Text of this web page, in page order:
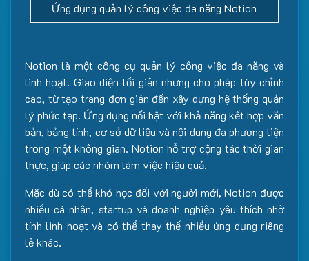
Ứng dụng quản lý công việc đa năng Notion
Notion là một công cụ quản lý công việc đa năng và
linh hoạt. Giao diện tối giản nhưng cho phép tùy chỉnh
cao, từ tạo trang đơn giản đến xây dựng hệ thống quản
lý phức tạp. Ứng dụng nổi bật với khả năng kết hợp văn
bản, bảng tính, cơ sở dữ liệu và nội dung đa phương tiện
trong một không gian. Notion hỗ trợ cộng tác thời gian
thực, giúp các nhóm làm việc hiệu quả.
Mặc dù có thể khó học đối với người mới, Notion được
nhiều cá nhân, startup và doanh nghiệp yêu thích nhờ
tính linh hoạt và có thể thay thế nhiều ứng dụng riêng
lẻ khác.